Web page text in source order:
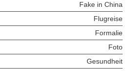
Fake in China
Flugreise
Formalie
Foto
Gesundheit